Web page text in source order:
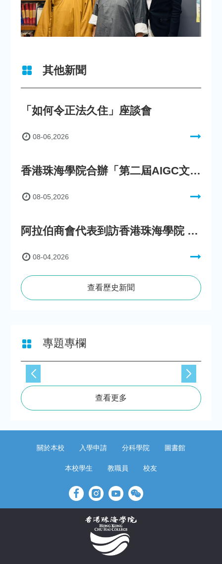
其他新聞
「如何令正法久住」座談會
08-06,2026
香港珠海學院合辦「第二屆AIGC文化數字內容創作比賽」
08-05,2026
阿拉伯商會代表到訪香港珠海學院 參與「一帶一路」政策圓桌會議
08-04,2026
查看歷史新聞
專題專欄
查看更多
關於本校 入學申請 分科學院 圖書館
本校學生 教職員 校友